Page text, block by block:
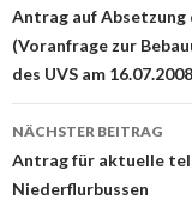
Navigation
Antrag auf Absetzung
(Voranfrage zur
des UVS am 16.07.2008
NÄCHSTER BEITRAG
Antrag für aktuelle
Niederflurbussen